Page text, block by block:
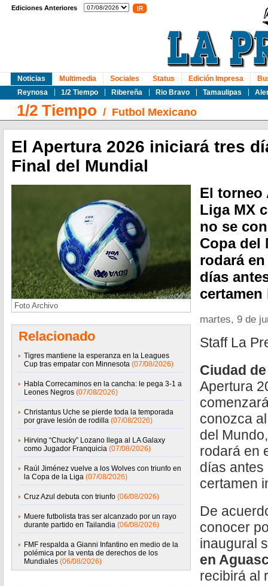
Ediciones Anteriores
Noticias
Reynosa
1/2 Tiempo Ribereña Rio Bravo Tamaulipas
Multimedia Sociales Status Edición Impresa
1/2 Tiempo / Futbol Mexicano
El Apertura 2026 iniciará tres
Final del Mundial
Foto Archivo
Relacionado
Tigres mantiene la esperanza en la Leagues
Cup tras empatar con Minnesota (07/08/2026)
Habla Correcaminos en la cancha: le pega 3-1 a
Leones Negros (07/08/2026)
Christantus Uche se pierde toda la temporada
por grave lesión de rodilla (07/08/2026)
Hirving “Chucky” Lozano llega al LA Galaxy
como Jugador Franquicia (07/08/2026)
Raúl Jiménez vuelve a los Wolves con triunfo en
la Copa de la Liga (07/08/2026)
Cruz Azul debuta con triunfo (06/08/2026)
Muere futbolista tras ser alcanzado por un rayo
durante partido en Tailandia (06/08/2026)
FMF respalda a Gianni Infantino en medio de la
polémica por la venta de derechos de los
Mundiales (06/08/2026)
El torneo
Liga MX
no se
Copa del
rodará
días
martes, 9 de
Staff La
Ciudad
Apertura
conozca
del
rodará en
días antes
certamen
De
conocer
inaugural
en
recibirá al